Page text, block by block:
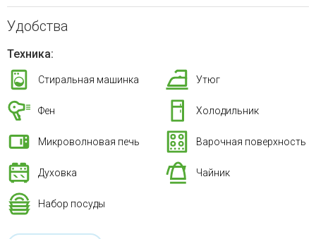
Удобства
Техника:
Стиральная машинка Утюг
Фен Холодильник
Микроволновая печь Варочная поверхность
Духовка Чайник
Набор посуды